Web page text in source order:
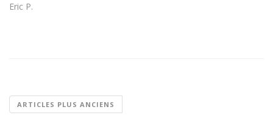
Eric P.
ARTICLES PLUS ANCIENS